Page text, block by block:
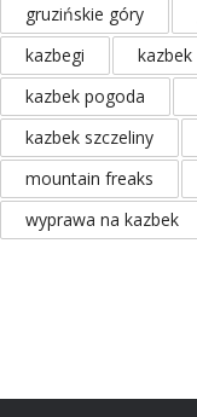
gruzińskie góry
kazbegi
kazbek
kazbek pogoda
kazbek szczeliny
mountain freaks
wyprawa na kazbek